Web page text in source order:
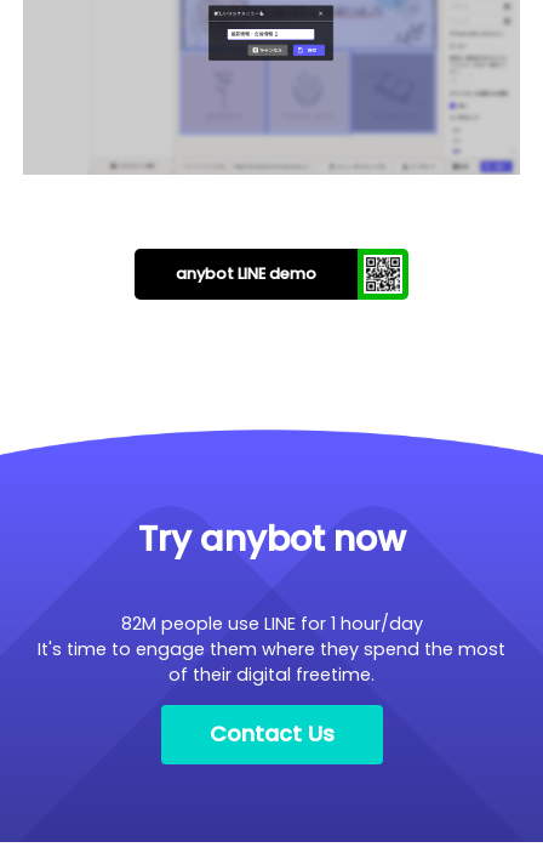
anybot LINE demo
Try anybot now
82M people use LINE for 1 hour/day
It's time to engage them where they spend the most
of their digital freetime.
Contact Us